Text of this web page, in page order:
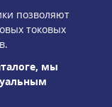
позволяют
токовых
мы